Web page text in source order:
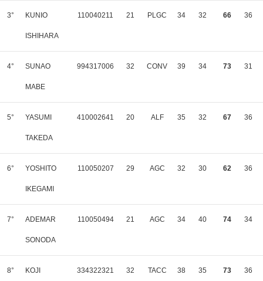
3° KUNIO
ISHIHARA
110040211 21 PLGC 34 32 66 36
4° SUNAO
MABE
994317006 32 CONV 39 34 73 31
5° YASUMI
TAKEDA
410002641 20 ALF 35 32 67 36
6° YOSHITO
IKEGAMI
110050207 29 AGC 32 30 62 36
7° ADEMAR
SONODA
110050494 21 AGC 34 40 74 34
8° KOJI 334322321 32 TACC 38 35 73 36